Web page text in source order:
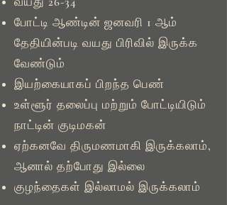
போட்டி ஆண்டின் ஜனவரி 1 ஆம்
தேதியின்படி வயது பிரிவில் இருக்க
வேண்டும்
இயற்கையாகப் பிறந்த பெண்
உள்ளூர் தலைப்பு மற்றும் போட்டியிடும்
நாட்டின் குடிமகன்
ஏற்கனவே திருமணமாகி இருக்கலாம்,
ஆனால் தற்போது இல்லை
குழந்தைகள் இல்லாமல் இருக்கலாம்